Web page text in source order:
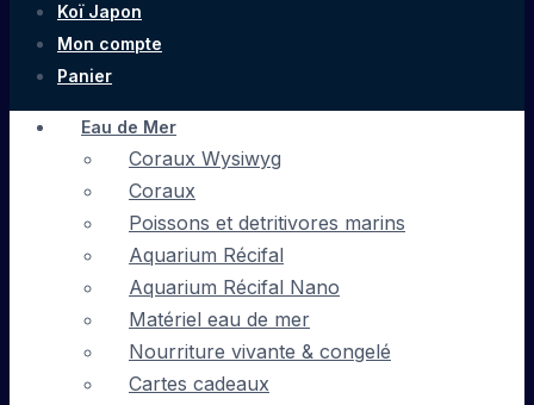
Koï Japon
Mon compte
Panier
Eau de Mer
Coraux Wysiwyg
Coraux
Poissons et detritivores marins
Aquarium Récifal
Aquarium Récifal Nano
Matériel eau de mer
Nourriture vivante & congelé
Cartes cadeaux